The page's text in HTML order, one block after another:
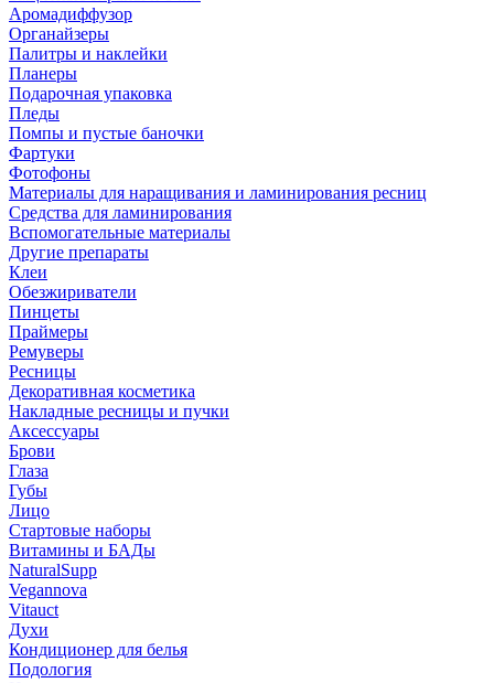
Аромадиффузор
Органайзеры
Палитры и наклейки
Планеры
Подарочная упаковка
Пледы
Помпы и пустые баночки
Фартуки
Фотофоны
Материалы для наращивания и ламинирования ресниц
Средства для ламинирования
Вспомогательные материалы
Другие препараты
Клеи
Обезжириватели
Пинцеты
Праймеры
Ремуверы
Ресницы
Декоративная косметика
Накладные ресницы и пучки
Аксессуары
Брови
Глаза
Губы
Лицо
Стартовые наборы
Витамины и БАДы
NaturalSupp
Vegannova
Vitauct
Духи
Кондиционер для белья
Подология